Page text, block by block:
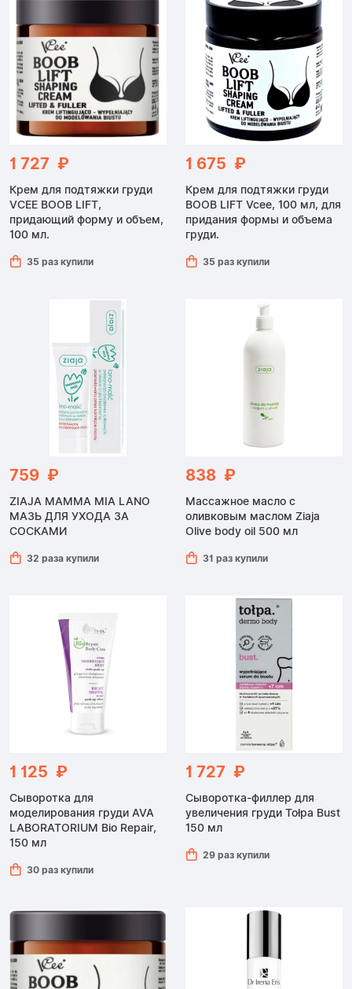
1 727 ₽
Крем для подтяжки груди
VCEE BOOB LIFT,
придающий форму и объем,
100 мл.
35 раз купили
1 675 ₽
Крем для подтяжки груди
BOOB LIFT Vcee, 100 мл, для
придания формы и объема
груди.
35 раз купили
759 ₽
ZIAJA MAMMA MIA LANO
МАЗЬ ДЛЯ УХОДА ЗА
СОСКАМИ
32 раза купили
838 ₽
Массажное масло с
оливковым маслом Ziaja
Olive body oil 500 мл
31 раз купили
1 125 ₽
Сыворотка для
моделирования груди AVA
LABORATORIUM Bio Repair,
150 мл
30 раз купили
1 727 ₽
Сыворотка-филлер для
увеличения груди Tołpa Bust
150 мл
29 раз купили